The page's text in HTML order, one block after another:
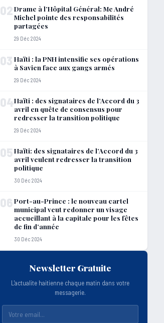
02Drame à l’Hôpital Général: Me André
Michel pointe des responsabilités
partagées
29 Déc 2024
03 Haïti : la PNH intensifie ses opérations
à Savien face aux gangs armés
29 Déc 2024
04Haïti : des signataires de l’Accord du 3
avril en quête de consensus pour
redresser la transition politique
29 Déc 2024
05Haïti: des signataires de l’Accord du 3
avril veulent redresser la transition
politique
30 Déc 2024
06Port-au-Prince : le nouveau cartel
municipal veut redonner un visage
accueillant à la capitale pour les fêtes
de fin d’année
30 Déc 2024
Newsletter Gratuite
L'actualite haitienne chaque matin dans votre
messagerie.